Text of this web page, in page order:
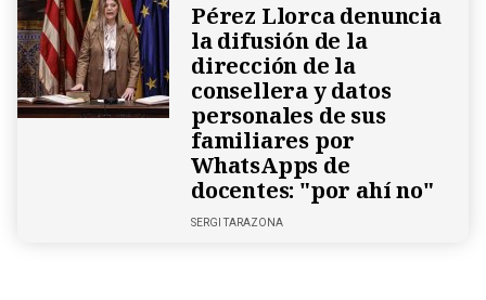
Pérez Llorca denuncia
la difusión de la
dirección de la
consellera y datos
personales de sus
familiares por
WhatsApps de
docentes: "por ahí no"
SERGI TARAZONA